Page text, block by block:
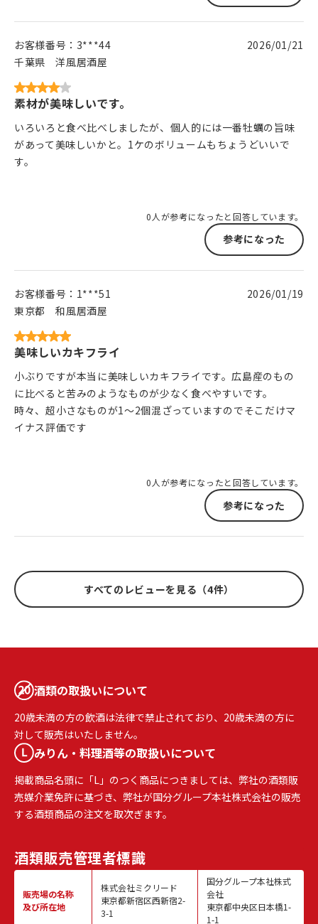
お客様番号： 3***44
千葉県
洋風居酒屋
2026/01/21
素材が美味しいです。
いろいろと食べ比べしましたが、個人的には一番牡蠣の旨味
があって美味しいかと。1ケのボリュームもちょうどいいで
す。
0人が参考になったと回答しています。
参考になった
お客様番号： 1***51
東京都
和風居酒屋
2026/01/19
美味しいカキフライ
小ぶりですが本当に美味しいカキフライです。広島産のもの
に比べると苦みのようなものが少なく食べやすいです。
時々、超小さなものが1～2個混ざっていますのでそこだけマ
イナス評価です
0人が参考になったと回答しています。
参考になった
すべてのレビューを見る（4件）
酒類の取扱いについて
20歳未満の方の飲酒は法律で禁止されており、20歳未満の方に
対して販売はいたしません。
みりん・料理酒等の取扱いについて
掲載商品名頭に「L」のつく商品につきましては、弊社の酒類販
売媒介業免許に基づき、弊社が国分グループ本社株式会社の販売
する酒類商品の注文を取次ぎます。
酒類販売管理者標識
販売場の名称
及び所在地
株式会社ミクリード
東京都新宿区西新宿2-
3-1
国分グループ本社株式
会社
東京都中央区日本橋1-
1-1